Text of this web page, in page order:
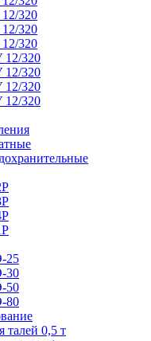
320
320
320
12/320
12/320
12/320
12/320
25
30
50
80
талей 0,5 т